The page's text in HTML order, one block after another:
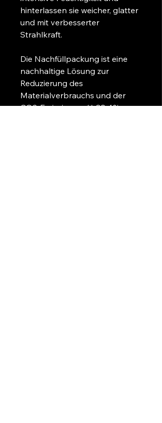
hinterlassen sie weicher, glatter
und mit verbesserter
Strahlkraft.
Die Nachfüllpackung ist eine
nachhaltige Lösung zur
Reduzierung des
Materialverbrauchs und der
CO2-Emissionen. ** 98,4%